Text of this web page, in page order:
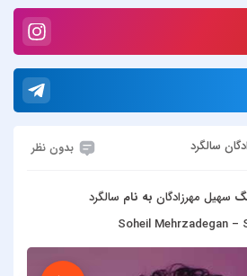
سالگرد بدون نظر
سهیل مهرزادگانبه نامسالگرد
Soheil Mehrzadegan –